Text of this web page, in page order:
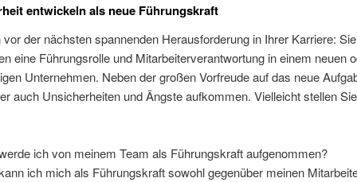
entwickeln als neue Führungskraft
der nächsten spannenden Herausforderung in Ihrer Karriere: Sie
eine Führungsrolle und Mitarbeiterverantwortung in einem neuen
Unternehmen. Neben der großen Vorfreude auf das neue
auch Unsicherheiten und Ängste aufkommen. Vielleicht stellen
ich von meinem Team als Führungskraft aufgenommen?
ich mich als Führungskraft sowohl gegenüber meinen